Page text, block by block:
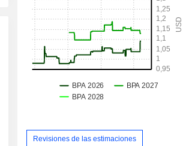
Revisiones de las estimaciones